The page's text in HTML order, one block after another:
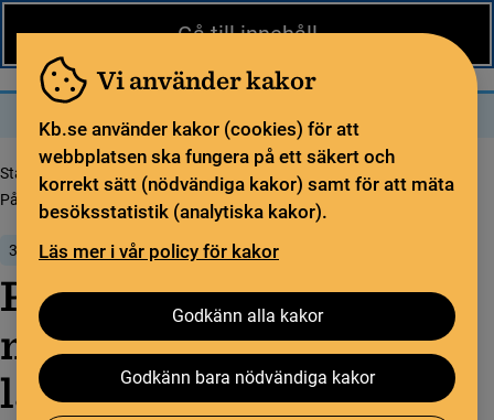
Gå till innehåll
Vi använder kakor
Kb.se använder kakor (cookies) för att
webbplatsen ska fungera på ett säkert och
korrekt sätt (nödvändiga kakor) samt för att mäta
besöksstatistik (analytiska kakor).
Läs mer i vår policy för kakor
Godkänn alla kakor
Godkänn bara nödvändiga kakor
Startsida
Nytt från KB
På väg mot rege­ring­ens målbild – allt­ fler artik­lar öppet till­gäng­li­ga
30 augusti 2021
På väg mot rege­ring­ens
målbild – allt­ fler artik­
lar öppet till­gäng­li­ga